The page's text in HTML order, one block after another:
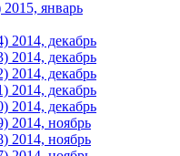
январь
2014, декабрь
2014, декабрь
2014, декабрь
2014, декабрь
2014, декабрь
2014, ноябрь
2014, ноябрь